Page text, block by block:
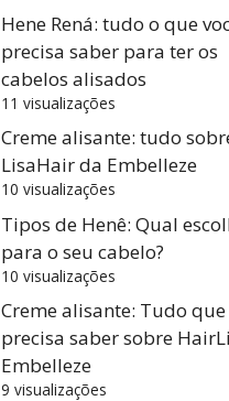
Hene Rená: tudo o que
precisa saber para ter os
cabelos alisados
11 visualizações
Creme alisante: tudo
LisaHair da Embelleze
10 visualizações
Tipos de Henê: Qual
para o seu cabelo?
10 visualizações
Creme alisante: Tudo que
precisa saber sobre
Embelleze
9 visualizações